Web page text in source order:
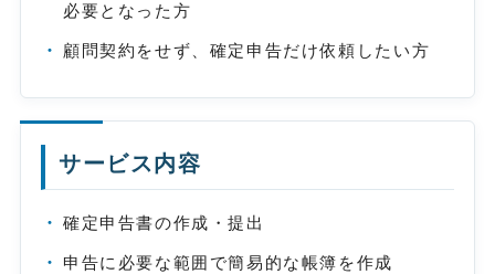
必要となった方
顧問契約をせず、確定申告だけ依頼したい方
サービス内容
確定申告書の作成・提出
申告に必要な範囲で簡易的な帳簿を作成